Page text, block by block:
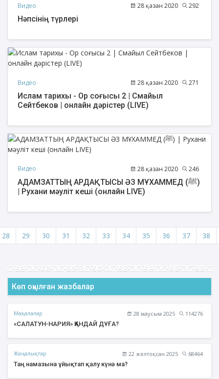
Видео 28 қазан 2020 292
Нәпсінің түрлері
Видео 28 қазан 2020 271
Ислам тарихы - Ор соғысы 2 | Смайыл
Сейтбеков | онлайн дәрістер (LIVE)
Видео 28 қазан 2020 246
АДАМЗАТТЫҢ АРДАҚТЫСЫ ӘЗ МҰХАММЕД (ﷺ)
| Рухани мәуліт кеші (онлайн LIVE)
28 29 30 31 32 33 34 35 36 37 38
Көп оқылған жазбалар
Мақалалар 28 маусым 2025
114276
«САЛАТУН-НАРИЯ» ҚАНДАЙ ДҰҒА?
Жаңалықтар 22 желтоқсан 2025
68464
Таң намазына ұйықтап қалу күнә ма?